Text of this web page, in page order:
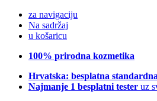
za navigaciju
Na sadržaj
u košaricu
100% prirodna kozmetika
Hrvatska: besplatna
Najmanje 1 besplatni tester uz